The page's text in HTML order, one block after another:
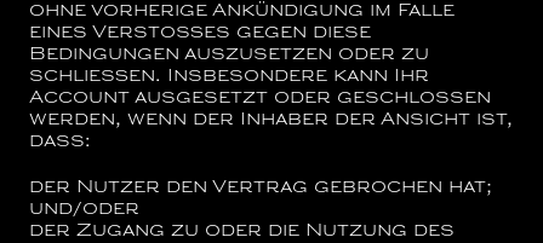
ohne vorherige Ankündigung im Falle
eines Verstoßes gegen diese
Bedingungen auszusetzen oder zu
schließen. Insbesondere kann Ihr
Account ausgesetzt oder geschlossen
werden, wenn der Inhaber der Ansicht ist,
dass:
der Nutzer den Vertrag gebrochen hat;
und/oder
der Zugang zu oder die Nutzung des